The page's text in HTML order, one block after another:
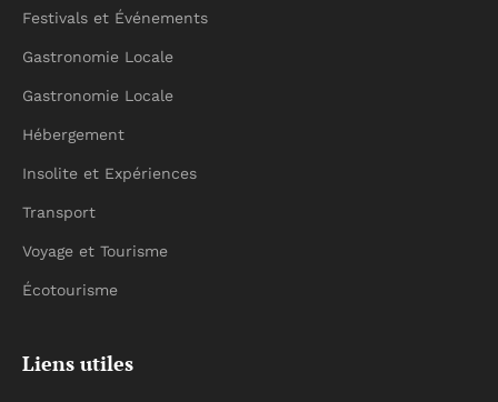
Festivals et Événements
Gastronomie Locale
Gastronomie Locale
Hébergement
Insolite et Expériences
Transport
Voyage et Tourisme
Écotourisme
Liens utiles